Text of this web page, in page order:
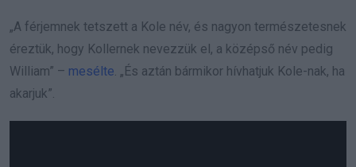
„A férjemnek tetszett a Kole név, és nagyon természetesnek
éreztük, hogy Kollernek nevezzük el, a középső név pedig
William” – mesélte. „És aztán bármikor hívhatjuk Kole-nak, ha
akarjuk”.